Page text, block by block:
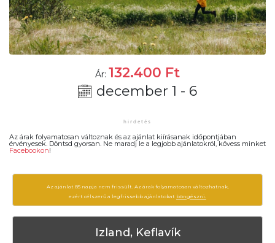
Ár: 132.400 Ft
december 1 - 6
Az árak folyamatosan változnak és az ajánlat kiírásanak időpontjában
érvényesek. Döntsd gyorsan. Ne maradj le a legjobb ajánlatokról, kövess minket
Facebookon!
Az ajánlat 85 napja nem frissült. Az árak folyamatosan változhatnak,
ezért célszerű a legfrissebb ajánlatokat böngészni.
Izland, Keflavík